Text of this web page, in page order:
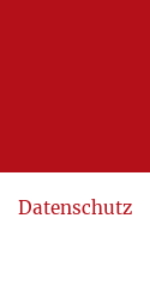
Datenschutz